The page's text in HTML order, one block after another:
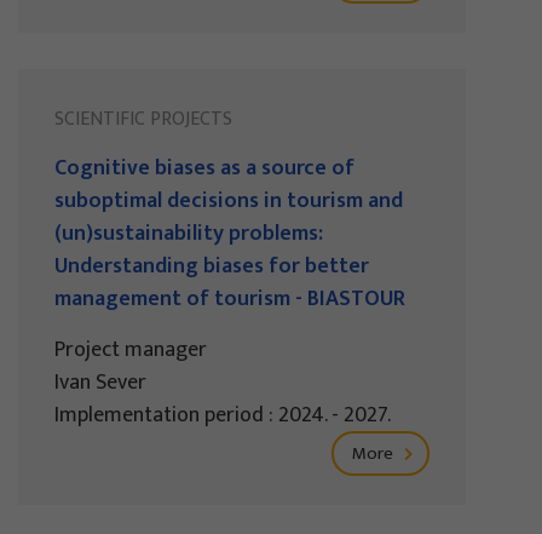
SCIENTIFIC PROJECTS
Cognitive biases as a source of
suboptimal decisions in tourism and
(un)sustainability problems:
Understanding biases for better
management of tourism - BIASTOUR
Project manager
Ivan Sever
Implementation period : 2024. - 2027.
More